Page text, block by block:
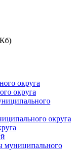
округа
округа
округа
муниципального